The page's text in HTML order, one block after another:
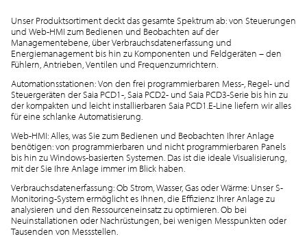
Unser Produktsortiment deckt das gesamte Spektrum ab: von Steuerungen
und Web-HMI zum Bedienen und Beobachten auf der
Managementebene, über Verbrauchsdatenerfassung und
Energiemanagement bis hin zu Komponenten und Feldgeräten – den
Fühlern, Antrieben, Ventilen und Frequenzumrichtern.
Automationsstationen: Von den frei programmierbaren Mess-, Regel- und
Steuergeräten der Saia PCD1-, Saia PCD2- und Saia PCD3-Serie bis hin zu
der kompakten und leicht installierbaren Saia PCD1.E-Line liefern wir alles
für eine schlanke Automatisierung.
Web-HMI: Alles, was Sie zum Bedienen und Beobachten Ihrer Anlage
benötigen: von programmierbaren und nicht programmierbaren Panels
bis hin zu Windows-basierten Systemen. Das ist die ideale Visualisierung,
mit der Sie Ihre Anlage immer im Blick haben.
Verbrauchsdatenerfassung: Ob Strom, Wasser, Gas oder Wärme: Unser S-
Monitoring-System ermöglicht es Ihnen, die Effizienz Ihrer Anlage zu
analysieren und den Ressourceneinsatz zu optimieren. Ob bei
Neuinstallationen oder Nachrüstungen, bei wenigen Messpunkten oder
Tausenden von Messstellen.